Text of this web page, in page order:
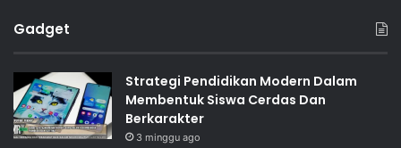
Gadget
Strategi Pendidikan Modern Dalam
Membentuk Siswa Cerdas Dan
Berkarakter
3 minggu ago